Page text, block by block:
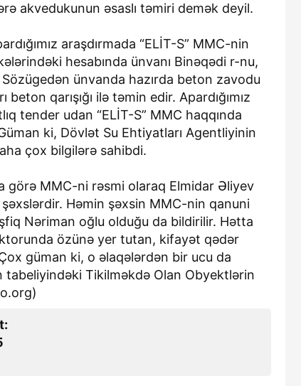
akvedukunun əsaslı təmiri demək deyil.
araşdırmada “ELİT-S” MMC-nin
hesabında ünvanı Binəqədi r-nu,
ünvanda hazırda beton zavodu
qarışığı ilə təmin edir. Apardığımız
tender udan “ELİT-S” MMC haqqında
ki, Dövlət Su Ehtiyatları Agentliyinin
çox bilgilərə sahibdi.
görə MMC-ni rəsmi olaraq Elmidar Əliyev
Həmin şəxsin MMC-nin qanuni
Nəriman oğlu olduğu da bildirilir. Hətta
özünə yer tutan, kifayət qədər
güman ki, o əlaqələrdən bir ucu da
tabeliyindəki Tikilməkdə Olan Obyektlərin